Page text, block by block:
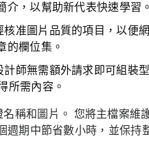
，以幫助新代表快速學習。
准圖片品質的項目，以便
的欄位集。
師無需額外請求即可組裝
所需內容。
稱和圖片。 您將主檔案維
期中節省數小時，並保持